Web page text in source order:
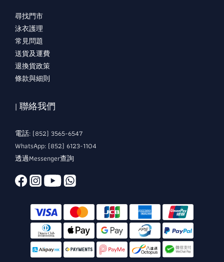
尋找門市
泳衣護理
常見問題
送貨及運費
退換貨政策
條款與細則
| 聯絡我們
電話: (852) 3565-6547
WhatsApp: (852) 6123-1104
透過Messenger查詢